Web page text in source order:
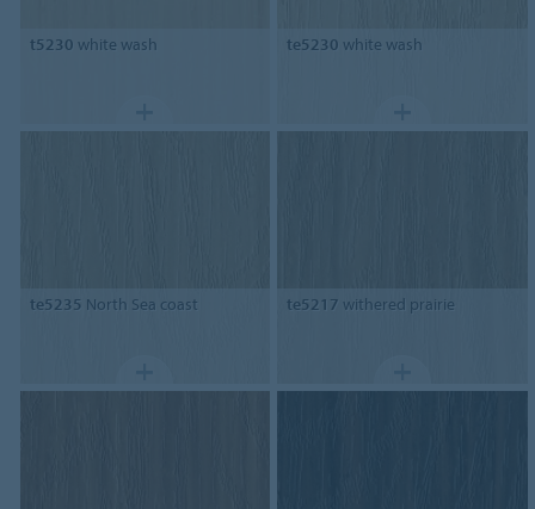
t5230 white wash te5230 white wash
te5235 North Sea coast te5217 withered prairie